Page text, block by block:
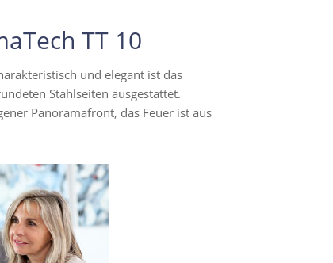
TT 10
und elegant ist das
Stahlseiten ausgestattet.
Panoramafront, das Feuer ist aus